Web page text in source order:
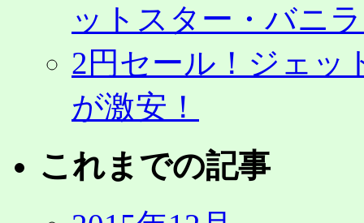
ットスター・バニ
2円セール！ジェッ
が激安！
これまでの記事